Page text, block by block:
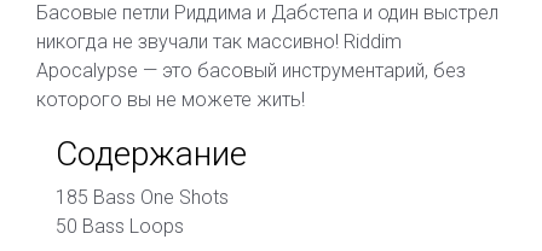
Басовые петли Риддима и Дабстепа и один выстрел
никогда не звучали так массивно! Riddim
Apocalypse — это басовый инструментарий, без
которого вы не можете жить!
Содержание
185 Bass One Shots
50 Bass Loops